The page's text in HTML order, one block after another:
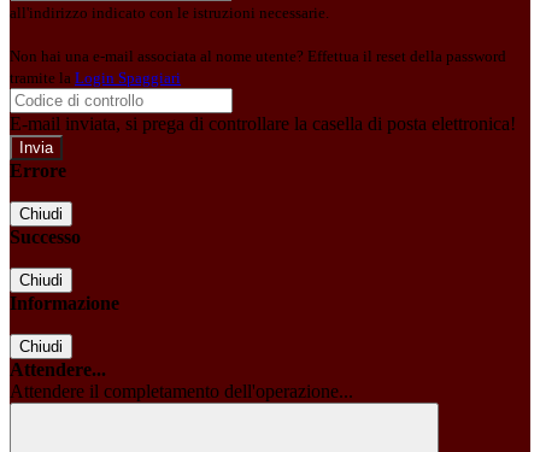
all'indirizzo indicato con le istruzioni necessarie.
Non hai una e-mail associata al nome utente? Effettua il reset della password
tramite la Login Spaggiari
E-mail inviata, si prega di controllare la casella di posta elettronica!
Errore
Chiudi
Successo
Chiudi
Informazione
Chiudi
Attendere...
Attendere il completamento dell'operazione...